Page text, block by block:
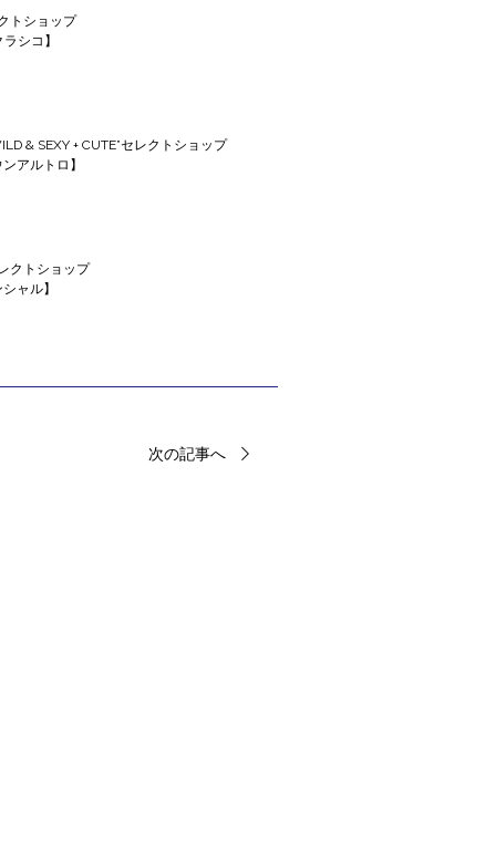
トショップ
シコ】
& SEXY + CUTE”セレクトショップ
アルトロ】
クトショップ
ャル】
次の記事へ